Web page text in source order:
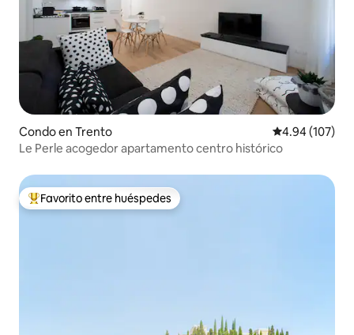
Condo en Trento Calificación
4.94 (107)
Le Perle acogedor apartamento centro histórico
Favorito entre huéspedes preferido
Favorito entre huéspedes